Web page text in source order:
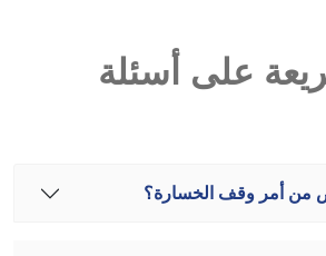
على أسئلة
من أمر وقف الخسارة؟